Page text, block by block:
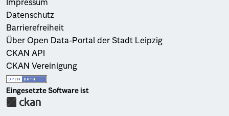
Impressum
Datenschutz
Barrierefreiheit
Über Open Data-Portal der Stadt Leipzig
CKAN API
CKAN Vereinigung
Eingesetzte Software ist